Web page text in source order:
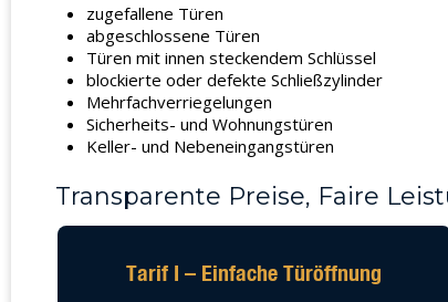
zugefallene Türen
abgeschlossene Türen
Türen mit innen steckendem Schlüssel
blockierte oder defekte Schließzylinder
Mehrfachverriegelungen
Sicherheits- und Wohnungstüren
Keller- und Nebeneingangstüren
Transparente Preise, Faire
Tarif I – Einfache Türöffnung